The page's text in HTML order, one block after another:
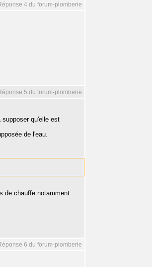
4 du forum-plomberie
5 du forum-plomberie
supposer qu'elle est
de l'eau.
de chauffe notamment.
6 du forum-plomberie